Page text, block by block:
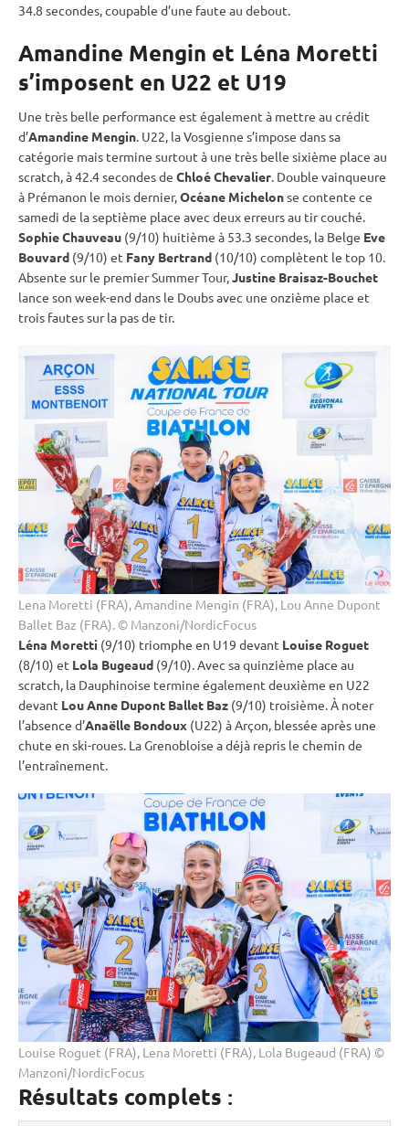
34.8 secondes, coupable d’une faute au debout.
Amandine Mengin et Léna Moretti
s’imposent en U22 et U19
Une très belle performance est également à mettre au crédit
d’Amandine Mengin. U22, la Vosgienne s’impose dans sa
catégorie mais termine surtout à une très belle sixième place au
scratch, à 42.4 secondes de Chloé Chevalier. Double vainqueure
à Prémanon le mois dernier,Océane Michelonse contente ce
samedi de la septième place avec deux erreurs au tircouché.
Sophie Chauveau (9/10) huitième à 53.3 secondes, la Belge Eve
Bouvard (9/10) et Fany Bertrand (10/10) complètent le top 10.
Absente sur le premier Summer Tour,Justine Braisaz-Bouchet
lance son week-end dans le Doubs avec une onzième place et
trois fautes sur la pas de tir.
Lena Moretti (FRA), Amandine Mengin (FRA), Lou Anne Dupont
Ballet Baz (FRA). © Manzoni/NordicFocus
Léna Moretti (9/10) triomphe en U19 devant Louise Roguet
(8/10) et Lola Bugeaud (9/10). Avec sa quinzième place au
scratch, la Dauphinoise termine également deuxième en U22
devant Lou Anne Dupont Ballet Baz (9/10) troisième. À noter
l’absence d’Anaëlle Bondoux (U22) à Arçon, blessée après une
chute en ski-roues. La Grenobloise a déjà repris le chemin de
l’entraînement.
Louise Roguet (FRA), Lena Moretti (FRA), Lola Bugeaud (FRA) ©
Manzoni/NordicFocus
Résultats complets :